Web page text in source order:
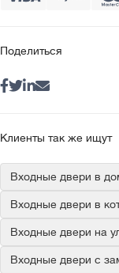
Поделиться
Клиенты так же ищут
Входные двери в
Входные двери в
Входные двери на
Входные двери с